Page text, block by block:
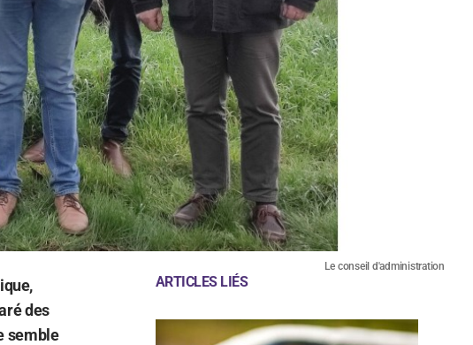
Le conseil d'administration
des
semble
ARTICLES LIÉS